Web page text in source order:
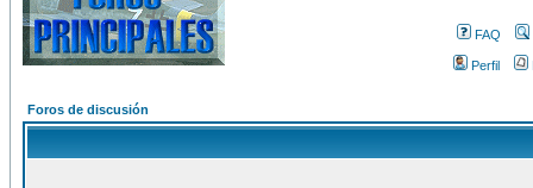
FAQ
Perfil
Foros de discusión